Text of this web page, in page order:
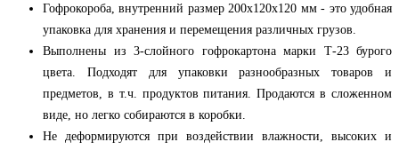
Гофрокороба, внутренний размер 200х120х120 мм - это удобная
упаковка для хранения и перемещения различных грузов.
Выполнены из 3-слойного гофрокартона марки Т-23 бурого
цвета. Подходят для упаковки разнообразных товаров и
предметов, в т.ч. продуктов питания. Продаются в сложенном
виде, но легко собираются в коробки.
Не деформируются при воздействии влажности, высоких и